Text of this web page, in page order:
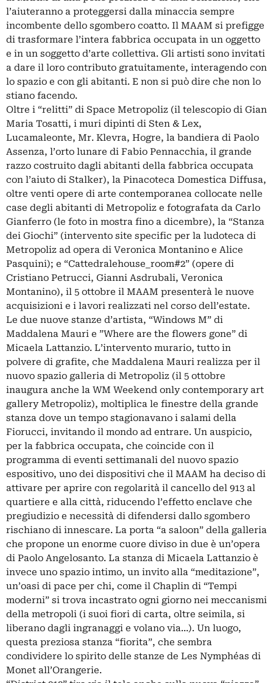
l’aiuteranno a proteggersi dalla minaccia sempre
incombente dello sgombero coatto. Il MAAM si prefigge
di trasformare l’intera fabbrica occupata in un oggetto
e in un soggetto d’arte collettiva. Gli artisti sono invitati
a dare il loro contributo gratuitamente, interagendo con
lo spazio e con gli abitanti. E non si può dire che non lo
stiano facendo.
Oltre i “relitti” di Space Metropoliz (il telescopio di Gian
Maria Tosatti, i muri dipinti di Sten & Lex,
Lucamaleonte, Mr. Klevra, Hogre, la bandiera di Paolo
Assenza, l’orto lunare di Fabio Pennacchia, il grande
razzo costruito dagli abitanti della fabbrica occupata
con l’aiuto di Stalker), la Pinacoteca Domestica Diffusa,
oltre venti opere di arte contemporanea collocate nelle
case degli abitanti di Metropoliz e fotografata da Carlo
Gianferro (le foto in mostra fino a dicembre), la “Stanza
dei Giochi” (intervento site specific per la ludoteca di
Metropoliz ad opera di Veronica Montanino e Alice
Pasquini); e “Cattedralehouse_room#2” (opere di
Cristiano Petrucci, Gianni Asdrubali, Veronica
Montanino), il 5 ottobre il MAAM presenterà le nuove
acquisizioni e i lavori realizzati nel corso dell’estate.
Le due nuove stanze d’artista, “Windows M” di
Maddalena Mauri e ”Where are the flowers gone” di
Micaela Lattanzio. L’intervento murario, tutto in
polvere di grafite, che Maddalena Mauri realizza per il
nuovo spazio galleria di Metropoliz (il 5 ottobre
inaugura anche la WM Weekend only contemporary art
gallery Metropoliz), moltiplica le finestre della grande
stanza dove un tempo stagionavano i salami della
Fiorucci, invitando il mondo ad entrare. Un auspicio,
per la fabbrica occupata, che coincide con il
programma di eventi settimanali del nuovo spazio
espositivo, uno dei dispositivi che il MAAM ha deciso di
attivare per aprire con regolarità il cancello del 913 al
quartiere e alla città, riducendo l’effetto enclave che
pregiudizio e necessità di difendersi dallo sgombero
rischiano di innescare. La porta “a saloon” della galleria
che propone un enorme cuore diviso in due è un’opera
di Paolo Angelosanto. La stanza di Micaela Lattanzio è
invece uno spazio intimo, un invito alla “meditazione”,
un’oasi di pace per chi, come il Chaplin di “Tempi
moderni” si trova incastrato ogni giorno nei meccanismi
della metropoli (i suoi fiori di carta, oltre seimila, si
liberano dagli ingranaggi e volano via…). Un luogo,
questa preziosa stanza “fiorita”, che sembra
condividere lo spirito delle stanze de Les Nymphéas di
Monet all’Orangerie.